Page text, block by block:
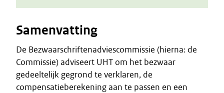
Samenvatting
De Bezwaarschriftenadviescommissie (hierna: de
Commissie) adviseert UHT om het bezwaar
gedeeltelijk gegrond te verklaren, de
compensatieberekening aan te passen en een